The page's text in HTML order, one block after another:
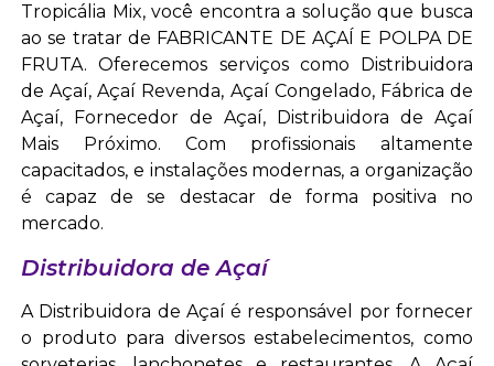
Tropicália Mix, você encontra a solução que busca
ao se tratar de FABRICANTE DE AÇAÍ E POLPA DE
FRUTA. Oferecemos serviços como Distribuidora
de Açaí, Açaí Revenda, Açaí Congelado, Fábrica de
Açaí, Fornecedor de Açaí, Distribuidora de Açaí
Mais Próximo. Com profissionais altamente
capacitados, e instalações modernas, a organização
é capaz de se destacar de forma positiva no
mercado.
Distribuidora de Açaí
A Distribuidora de Açaí é responsável por fornecer
o produto para diversos estabelecimentos, como